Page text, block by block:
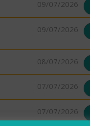
09/07/2026
09/07/2026
08/07/2026
07/07/2026
07/07/2026